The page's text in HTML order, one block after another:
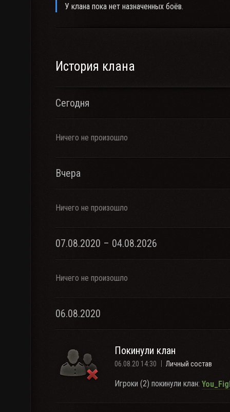
У клана пока нет назначенных боёв.
История клана
Сегодня
Ничего не произошло
Вчера
Ничего не произошло
07.08.2020 – 04.08.2026
Ничего не произошло
06.08.2020
Покинули клан
06.08.20 14:30 Личный состав
Игроки (2) покинули клан: